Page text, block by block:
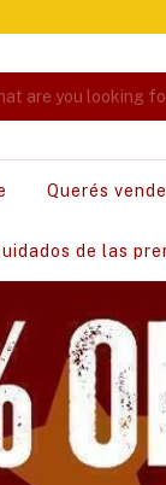
Querés
de las